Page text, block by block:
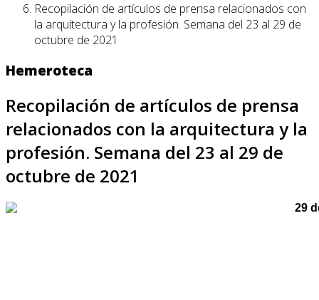
Recopilación de artículos de prensa relacionados con
la arquitectura y la profesión. Semana del 23 al 29 de
octubre de 2021
Hemeroteca
Recopilación de artículos de prensa
relacionados con la arquitectura y la
profesión. Semana del 23 al 29 de
octubre de 2021